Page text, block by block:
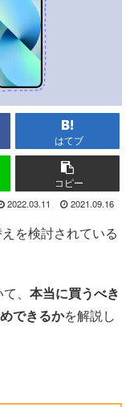
はてブ
コピー
2022.03.11 2021.09.16
を検討されている
、 本当に買うべき
できるかを解説し